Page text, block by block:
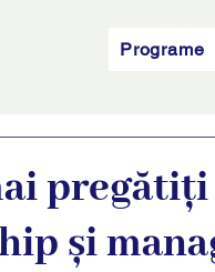
Programe
și